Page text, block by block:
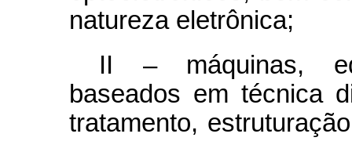
natureza eletrônica;
II – máquinas,
baseados em técnica
tratamento,